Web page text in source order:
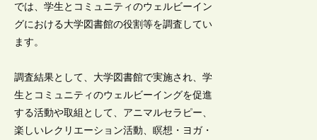
では、学生とコミュニティのウェルビーイン
グにおける大学図書館の役割等を調査してい
ます。
調査結果として、大学図書館で実施され、学
生とコミュニティのウェルビーイングを促進
する活動や取組として、アニマルセラピー、
楽しいレクリエーション活動、瞑想・ヨガ・